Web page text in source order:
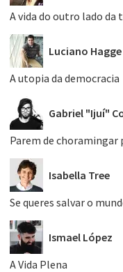
A vida do outro lado da
Luciano Hagge
A utopia da democracia
Gabriel "Ijuí"
Parem de choramingar
Isabella Tree
Se queres salvar o
Ismael López
A Vida Plena